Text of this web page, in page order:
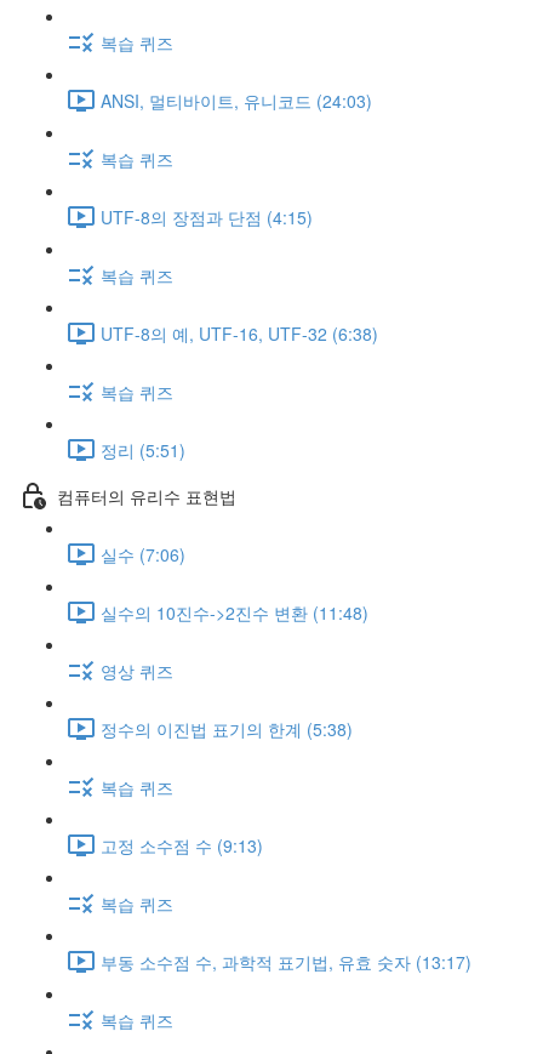
복습 퀴즈
ANSI, 멀티바이트, 유니코드 (24:03)
복습 퀴즈
UTF-8의 장점과 단점 (4:15)
복습 퀴즈
UTF-8의 예, UTF-16, UTF-32 (6:38)
복습 퀴즈
정리 (5:51)
컴퓨터의 유리수 표현법
실수 (7:06)
실수의 10진수->2진수 변환 (11:48)
영상 퀴즈
정수의 이진법 표기의 한계 (5:38)
복습 퀴즈
고정 소수점 수 (9:13)
복습 퀴즈
부동 소수점 수, 과학적 표기법, 유효 숫자 (13:17)
복습 퀴즈